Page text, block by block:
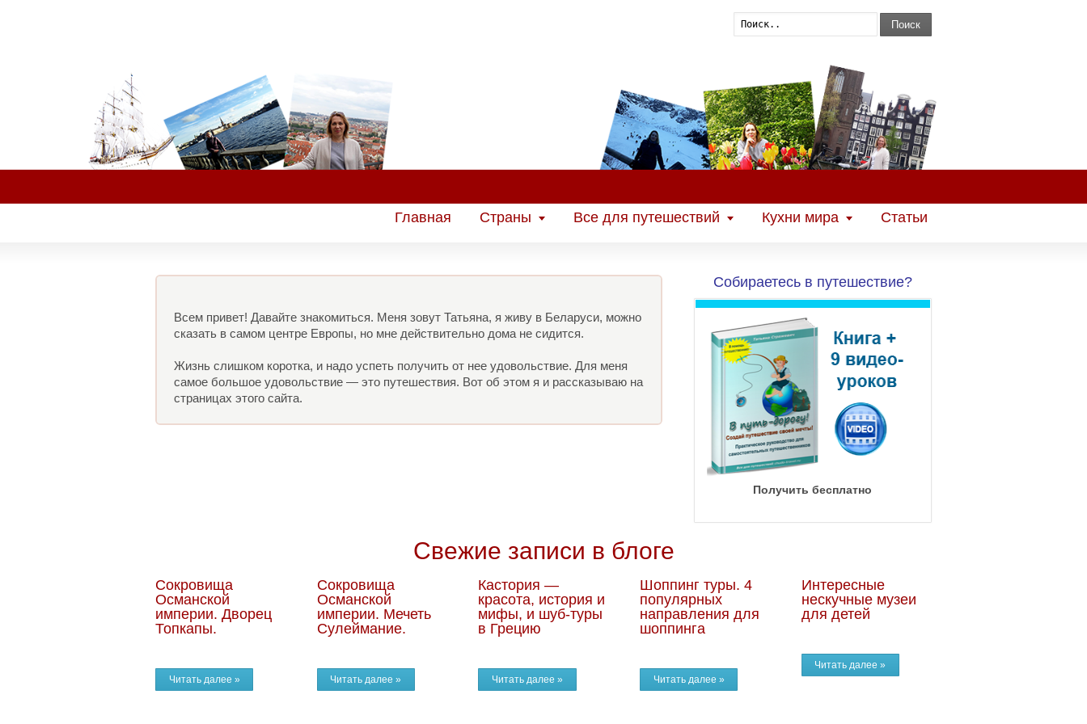
Поиск
Главная Страны Все для путешествий Кухни мира Статьи
Всем привет! Давайте знакомиться. Меня зовут Татьяна, я живу в Беларуси, можно
сказать в самом центре Европы, но мне действительно дома не сидится.
Жизнь слишком коротка, и надо успеть получить от нее удовольствие. Для меня
самое большое удовольствие — это путешествия. Вот об этом я и рассказываю на
страницах этого сайта.
Собираетесь в путешествие?
Получить бесплатно
Свежие записи в блоге
Сокровища
Османской
империи. Дворец
Топкапы.
Читать далее »
Сокровища
Османской
империи. Мечеть
Сулеймание.
Читать далее »
Кастория —
красота, история и
мифы, и шуб-туры
в Грецию
Читать далее »
Шоппинг туры. 4
популярных
направления для
шоппинга
Читать далее »
Интересные
нескучные музеи
для детей
Читать далее »